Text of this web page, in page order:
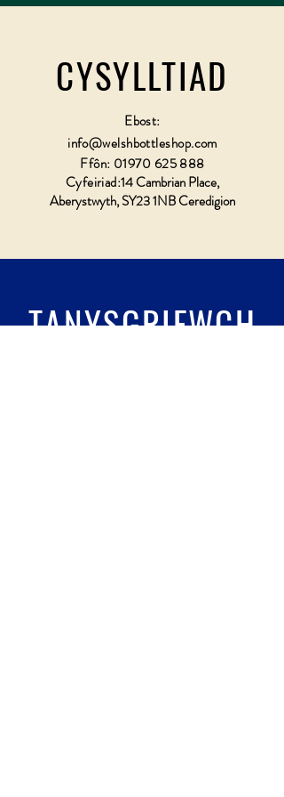
CYSYLLTIAD
Ebost:
info@welshbottleshop.com
Ffôn: 01970 625 888
Cyfeiriad:14 Cambrian Place,
Aberystwyth, SY23 1NB Ceredigion
TANYSGRIFWCH